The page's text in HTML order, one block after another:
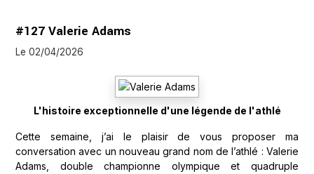
#127 Valerie Adams
Le 02/04/2026
L'histoire exceptionnelle d'une légende de l'athlé
Cette semaine, j’ai le plaisir de vous proposer ma
conversation avec un nouveau grand nom de l’athlé : Valerie
Adams, double championne olympique et quadruple